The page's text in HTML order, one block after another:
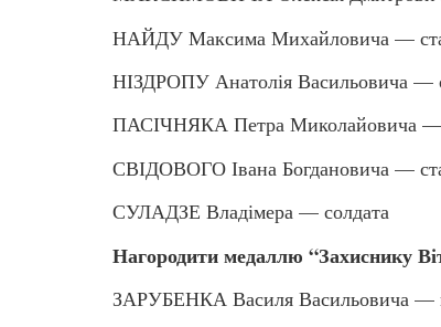
НАЙДУ Максима Михайловича —
НІЗДРОПУ Анатолія Васильовича —
ПАСІЧНЯКА Петра Миколайовича —
СВІДОВОГО Івана Богдановича —
СУЛАДЗЕ Владімера — солдата
Нагородити медаллю “Захиснику
ЗАРУБЕНКА Василя Васильовича —